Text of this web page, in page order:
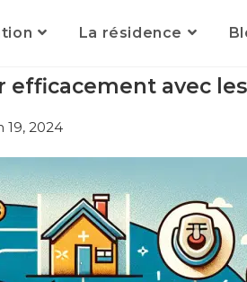
La résidence
avec les
19, 2024